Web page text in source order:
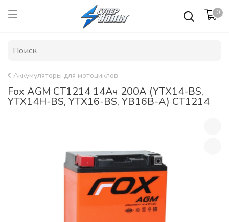
0
Аккумуляторы для мотоциклов
Fox AGM CT1214 14Ач 200A (YTX14-BS,
YTX14H-BS, YTX16-BS, YB16B-A) CT1214